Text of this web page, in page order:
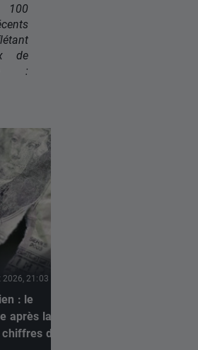
100
de
:
21:03
: le
après la
de